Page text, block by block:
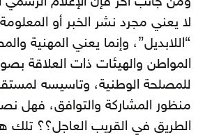
لا يعني مجرد نشر الخبر أو
“اللابديل”، وإنما يعني المهنية
المواطن والهيئات ذات العلاقة
للمصلحة الوطنية، وتاسيسه
منظور المشاركة والتوافق، فهل
الطريق في القريب العاجل؟؟ تلك